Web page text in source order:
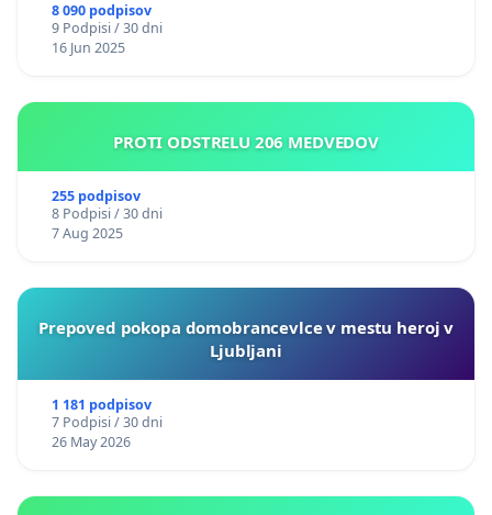
8 090 podpisov
9 Podpisi / 30 dni
16 Jun 2025
PROTI ODSTRELU 206 MEDVEDOV
255 podpisov
8 Podpisi / 30 dni
7 Aug 2025
Prepoved pokopa domobrancevlce v mestu heroj v
Ljubljani
1 181 podpisov
7 Podpisi / 30 dni
26 May 2026